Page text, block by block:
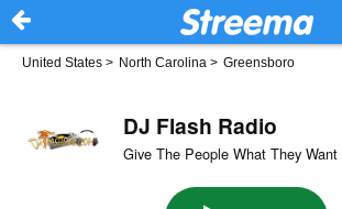
United States > North Carolina > Greensboro
DJ Flash Radio
Give The People What They Want